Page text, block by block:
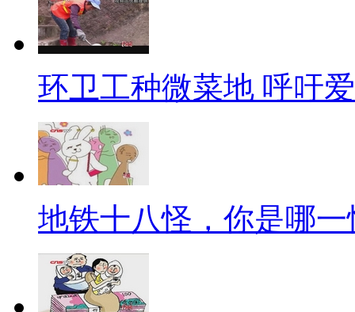
杨惠妍：碧桂园主席杨国强
百富榜第三。杨惠妍毕业于美
专业学士学位。现任碧桂园的
中，是一位亲切、稳重的“邻家
刘畅，新希望集团董事长刘
广泛接触企业界名流，拜师学
生银行两家上市公司，只是一
大的饲料生产商，基业常青是
林恬儿，寰亚集团主席林建
环卫工种微菜地 呼吁
地铁十八怪，你是哪一